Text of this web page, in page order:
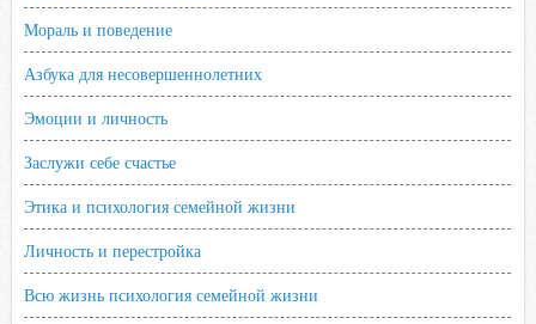
Мораль и поведение
Азбука для несовершеннолетних
Эмоции и личность
Заслужи себе счастье
Этика и психология семейной жизни
Личность и перестройка
Всю жизнь психология семейной жизни